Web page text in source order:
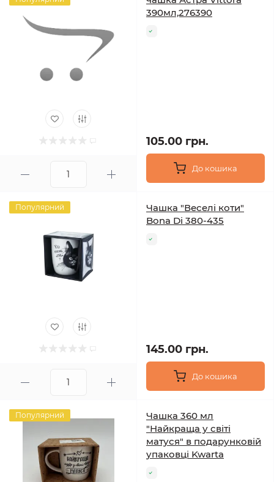
390мл,276390
105.00 грн.
До кошика
Популярний
Чашка "Веселі коти"
Bona Di 380-435
145.00 грн.
До кошика
Популярний
Чашка 360 мл
"Найкраща у світі
матуся" в подарунковій
упаковці Kwarta